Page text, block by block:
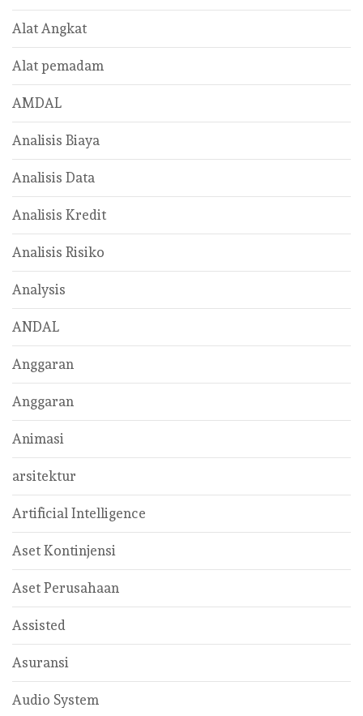
Alat Angkat
Alat pemadam
AMDAL
Analisis Biaya
Analisis Data
Analisis Kredit
Analisis Risiko
Analysis
ANDAL
Anggaran
Anggaran
Animasi
arsitektur
Artificial Intelligence
Aset Kontinjensi
Aset Perusahaan
Assisted
Asuransi
Audio System